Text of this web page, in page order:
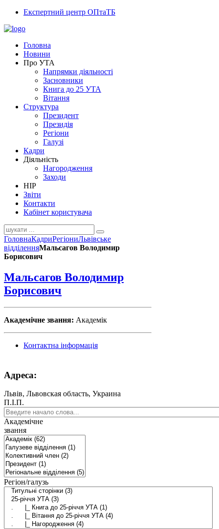
Експертний центр ОПтаТБ
Головна
Новини
Про УТА
Напрямки діяльності
Засновники
Книга до 25 УТА
Вітання
Структура
Президент
Президія
Регіони
Галузі
Кадри
Діяльність
Нагородження
Заходи
НІР
Звіти
Контакти
Кабінет користувача
ГоловнаКадриРегіониЛьвівське
відділенняМальсагов Володимир
Борисович
Мальсагов Володимир
Борисович
Академічне звання: Академік
Контактна інформація
Адреса:
Львів, Львовская область, Украина
П.І.П.
Академічне
звання
Регіон/галузь